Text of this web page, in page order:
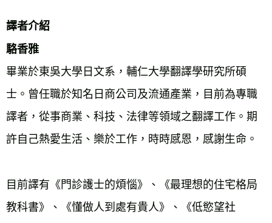
譯者介紹
駱香雅
畢業於東吳大學日文系，輔仁大學翻譯學研究所碩
士。曾任職於知名日商公司及流通產業，目前為專職
譯者，從事商業、科技、法律等領域之翻譯工作。期
許自己熱愛生活、樂於工作，時時感恩，感謝生命。
目前譯有《門診護士的煩惱》、《最理想的住宅格局
教科書》、《懂做人到處有貴人》、《低慾望社